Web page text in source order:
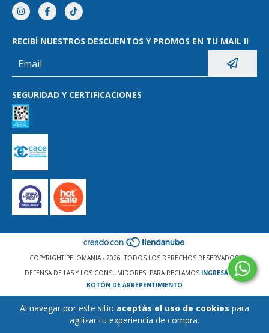
Al navegar por este sitio aceptás el uso de cookies para
agilizar tu experiencia de compra.
RECIBÍ NUESTROS DESCUENTOS Y PROMOS EN TU MAIL !!
SEGURIDAD Y CERTIFICACIONES
COPYRIGHT PELOMANIA - 2026. TODOS LOS DERECHOS RESERVADOS.
DEFENSA DE LAS Y LOS CONSUMIDORES. PARA RECLAMOS INGRESÁ ACÁ.
BOTÓN DE ARREPENTIMIENTO